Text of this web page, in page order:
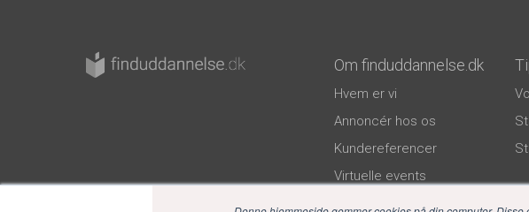
Om finduddannelse.dk
Hvem er vi
Annoncér hos os
Kundereferencer
Virtuelle events